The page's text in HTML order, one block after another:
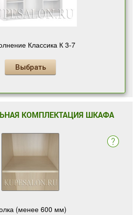
Классика К 3-7
Выбрать
КОМПЛЕКТАЦИЯ ШКАФА
(менее 600 мм)